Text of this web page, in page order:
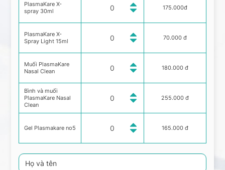
PlasmaKare X-
spray 30ml
PlasmaKare X-
Spray Light 15ml
Muối PlasmaKare
Nasal Clean
Bình và muối
PlasmaKare Nasal
Clean
Gel Plasmakare no5
175.000đ
70.000 đ
180.000 đ
255.000 đ
165.000 đ